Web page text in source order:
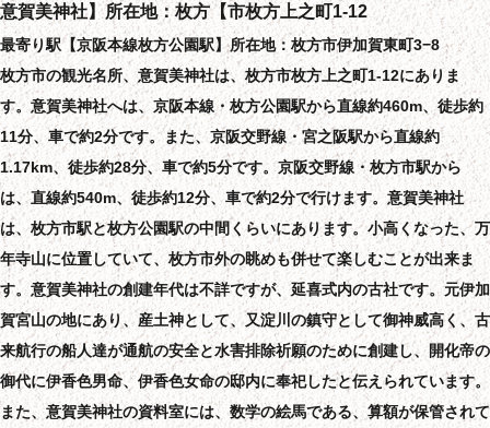
意賀美神社】所在地：枚方【市枚方上之町1-12
最寄り駅【京阪本線枚方公園駅】所在地：枚方市伊加賀東町3−8
枚方市の観光名所、意賀美神社は、枚方市枚方上之町1-12にありま
す。意賀美神社へは、京阪本線・枚方公園駅から直線約460m、徒歩約
11分、車で約2分です。また、京阪交野線・宮之阪駅から直線約
1.17km、徒歩約28分、車で約5分です。京阪交野線・枚方市駅から
は、直線約540m、徒歩約12分、車で約2分で行けます。意賀美神社
は、枚方市駅と枚方公園駅の中間くらいにあります。小高くなった、万
年寺山に位置していて、枚方市外の眺めも併せて楽しむことが出来ま
す。意賀美神社の創建年代は不詳ですが、延喜式内の古社です。元伊加
賀宮山の地にあり、産土神として、又淀川の鎮守として御神威高く、古
来航行の船人達が通航の安全と水害排除祈願のために創建し、開化帝の
御代に伊香色男命、伊香色女命の邸内に奉祀したと伝えられています。
また、意賀美神社の資料室には、数学の絵馬である、算額が保管されて